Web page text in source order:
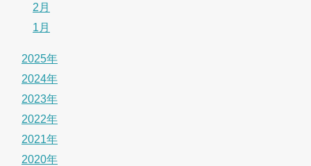
2月
1月
2025年
2024年
2023年
2022年
2021年
2020年